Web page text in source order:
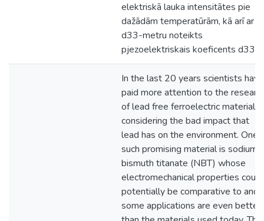
elektriskā lauka intensitātes pie
dažādām temperatūrām, kā arī ar
d33-metru noteikts
pjezoelektriskais koeficents d33.
In the last 20 years scientists have
paid more attention to the
of lead free ferroelectric materials,
considering the bad impact that
lead has on the environment. One
such promising material is sodium
bismuth titanate (NBT) whose
electromechanical properties could
potentially be comparative to and
some applications are even better